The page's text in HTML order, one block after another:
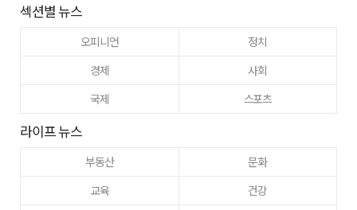
섹션별 뉴스
오피니언
정치
경제
사회
국제
스포츠
라이프 뉴스
부동산
문화
교육
건강